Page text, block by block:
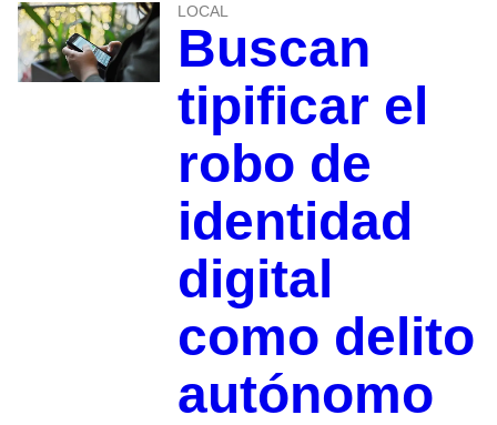
LOCAL
Buscan
tipificar el
robo de
identidad
digital
como delito
autónomo